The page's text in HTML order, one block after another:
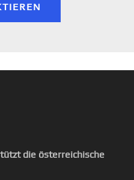
die österreichische